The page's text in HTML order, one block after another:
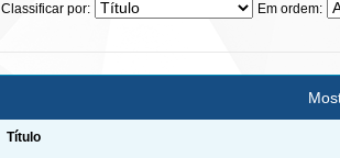
Classificar por: Em ordem:
Título